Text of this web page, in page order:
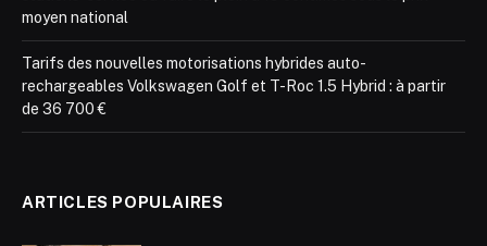
moyen national
Tarifs des nouvelles motorisations hybrides auto-
rechargeables Volkswagen Golf et T-Roc 1.5 Hybrid : à partir
de 36 700 €
ARTICLES POPULAIRES